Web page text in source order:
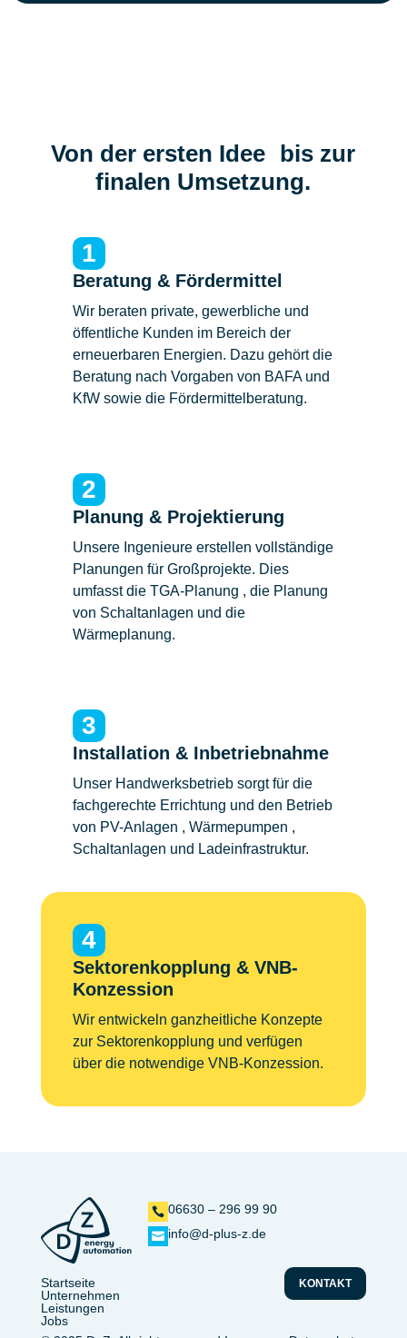
Von der ersten Idee bis zur
finalen Umsetzung.
1
Beratung & Fördermittel
Wir beraten private, gewerbliche und
öffentliche Kunden im Bereich der
erneuerbaren Energien. Dazu gehört die
Beratung nach Vorgaben von BAFA und
KfW sowie die Fördermittelberatung.
2
Planung & Projektierung
Unsere Ingenieure erstellen vollständige
Planungen für Großprojekte. Dies
umfasst die TGA-Planung , die Planung
von Schaltanlagen und die
Wärmeplanung.
3
Installation & Inbetriebnahme
Unser Handwerksbetrieb sorgt für die
fachgerechte Errichtung und den Betrieb
von PV-Anlagen , Wärmepumpen ,
Schaltanlagen und Ladeinfrastruktur.
4
Sektorenkopplung & VNB-
Konzession
Wir entwickeln ganzheitliche Konzepte
zur Sektorenkopplung und verfügen
über die notwendige VNB-Konzession.
 06630 – 296 99 90
 info@d-plus-z.de
Startseite
Unternehmen
Leistungen
Jobs
KONTAKT